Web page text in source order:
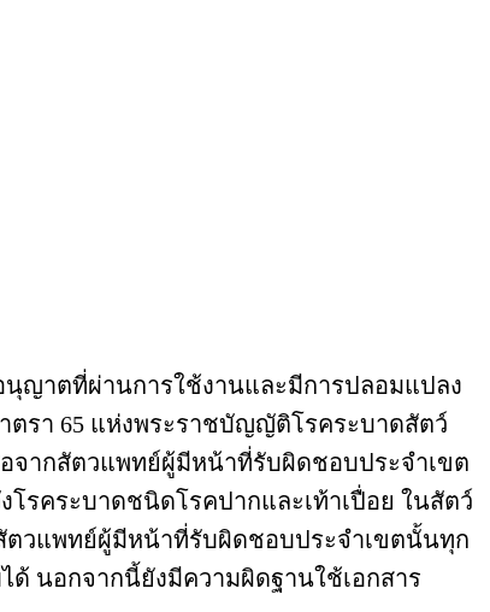
ญาตที่ผ่านการใช้งานและมีการปลอมแปลง
ตรา 65 แห่งพระราชบัญญัติโรคระบาดสัตว์
จากสัตวแพทย์ผู้มีหน้าที่รับผิดชอบประจำเขต
รคระบาดชนิดโรคปากและเท้าเปื่อย ในสัตว์
ตวแพทย์ผู้มีหน้าที่รับผิดชอบประจำเขตนั้นทุก
นอกจากนี้ยังมีความผิดฐานใช้เอกสาร